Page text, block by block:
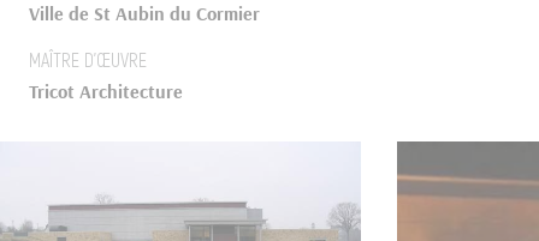
Ville de St Aubin du Cormier
MAÎTRE D’ŒUVRE
Tricot Architecture